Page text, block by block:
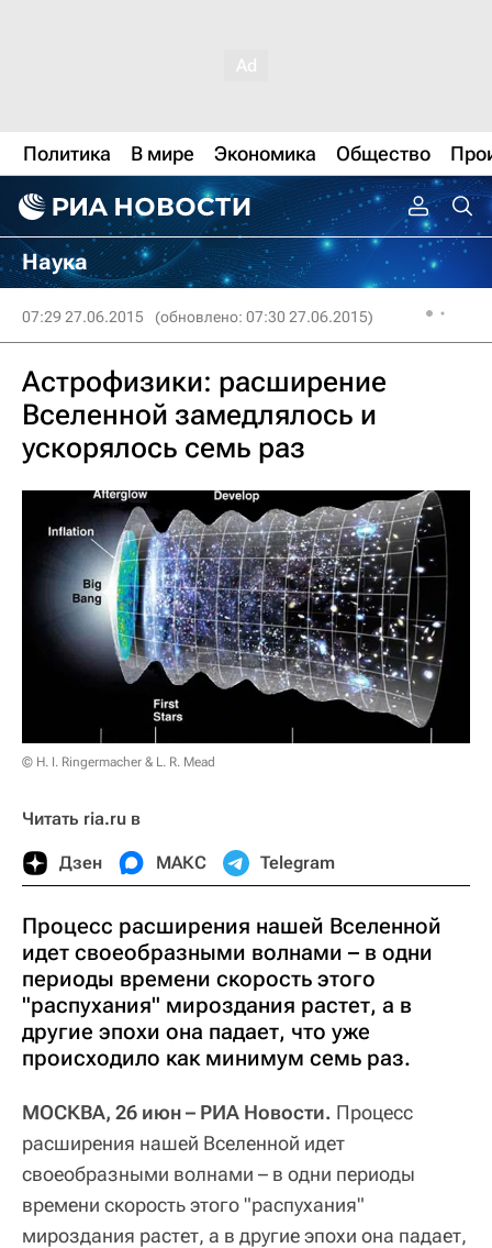
Политика В мире Экономика Общество
Наука
07:29 27.06.2015 (обновлено: 07:30 27.06.2015)
Астрофизики: расширение
Вселенной замедлялось и
ускорялось семь раз
© H. I. Ringermacher & L. R. Mead
Читать ria.ru в
Дзен МАКС Telegram
Процесс расширения нашей Вселенной
идет своеобразными волнами – в одни
периоды времени скорость этого
"распухания" мироздания растет, а в
другие эпохи она падает, что уже
происходило как минимум семь раз.
МОСКВА, 26 июн – РИА Новости. Процесс
расширения нашей Вселенной идет
своеобразными волнами – в одни периоды
времени скорость этого "распухания"
мироздания растет, а в другие эпохи она падает,